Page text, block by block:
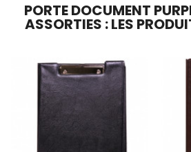
PORTE DOCUMENT
ASSORTIES : LES